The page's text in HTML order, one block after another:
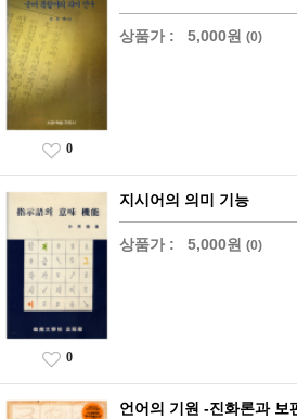
상품가 : 5,000원 (0)
0
지시어의 의미 기능
상품가 : 5,000원 (0)
0
언어의 기원 -진화론과 보